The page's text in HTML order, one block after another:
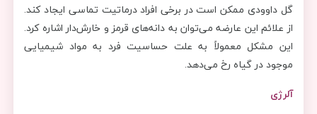
گل داوودی ممکن است در برخی افراد درماتیت تماسی ایجاد کند.
از علائم این عارضه می‌توان به دانه‌های قرمز و خارش‌دار اشاره کرد.
این مشکل معمولاً به علت حساسیت فرد به مواد شیمیایی
موجود در گیاه رخ می‌دهد.
آلرژی